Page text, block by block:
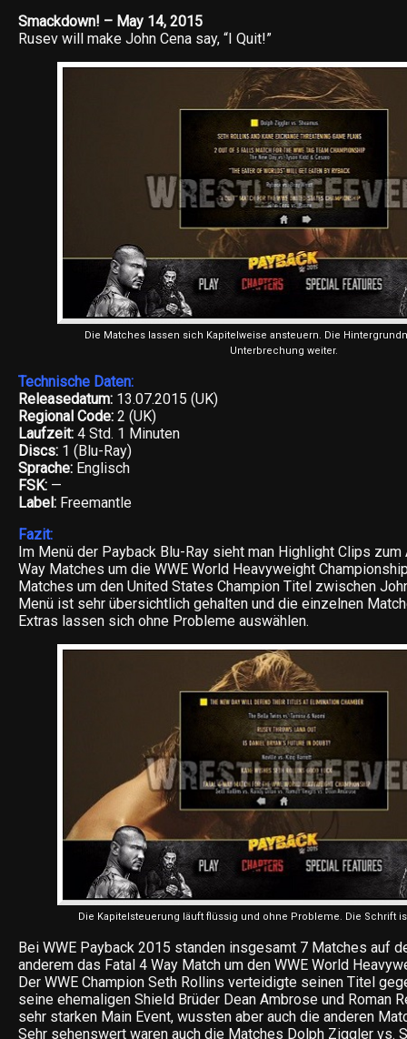
Smackdown! – May 14, 2015
Rusev will make John Cena say, “I Quit!”
Die Matches lassen sich Kapitelweise ansteuern. Die
Unterbrechung weiter.
Technische Daten:
Releasedatum: 13.07.2015 (UK)
Regional Code: 2 (UK)
Laufzeit: 4 Std. 1 Minuten
Discs: 1 (Blu-Ray)
Sprache: Englisch
FSK: —
Label: Freemantle
Fazit:
Im Menü der Payback Blu-Ray sieht man Highlight Clips
Way Matches um die WWE World Heavyweight
Matches um den United States Champion Titel zwischen
Menü ist sehr übersichtlich gehalten und die einzelnen
Extras lassen sich ohne Probleme auswählen.
Die Kapitelsteuerung läuft flüssig und ohne Probleme. Die Schrift
Bei WWE Payback 2015 standen insgesamt 7 Matches auf
anderem das Fatal 4 Way Match um den WWE World
Der WWE Champion Seth Rollins verteidigte seinen Titel
seine ehemaligen Shield Brüder Dean Ambrose und Roman
sehr starken Main Event, wussten aber auch die anderen
Sehr sehenswert waren auch die Matches Dolph Ziggler vs.